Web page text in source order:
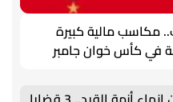
مكاسب مالية كبيرة
في كأس خوان جامبر